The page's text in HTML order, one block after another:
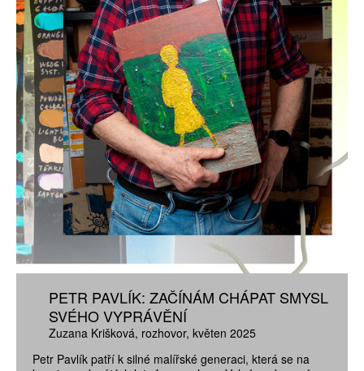
PETR PAVLÍK: ZAČÍNÁM CHÁPAT SMYSL
SVÉHO VYPRÁVĚNÍ
Zuzana Krišková rozhovor květen 2025
Petr Pavlík patří k silné malířské generaci, která se na